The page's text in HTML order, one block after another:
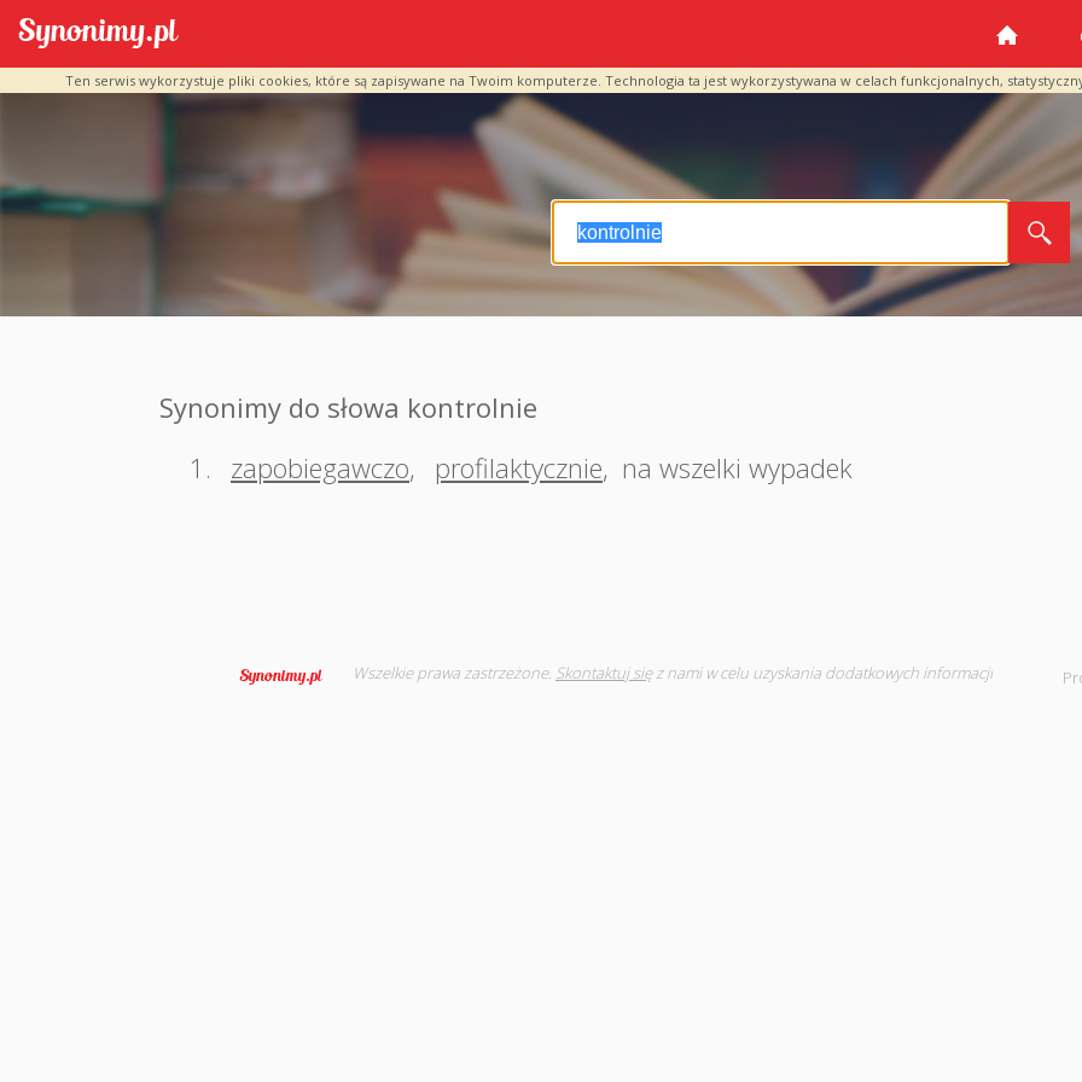
Ten serwis wykorzystuje pliki cookies, które są zapisywane na Twoim komputerze. Technologia ta jest wykorzystywana w celach funkcjonalnych,
Synonimy do słowa kontrolnie
1.
zapobiegawczo, profilaktycznie, na wszelki wypadek
Wszelkie prawa zastrzeżone. Skontaktuj sięz nami w celu uzyskania dodatkowych informacji